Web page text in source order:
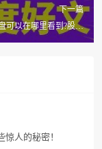
下一篇
可以在哪里看到?股票
大盘该怎么看呢?
人的秘密！